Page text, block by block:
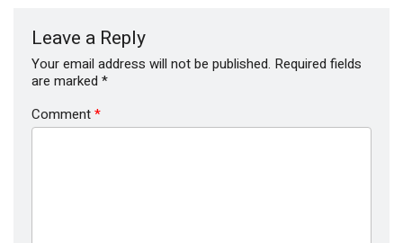
Leave a Reply
Your email address will not be published. Required fields
are marked *
Comment*